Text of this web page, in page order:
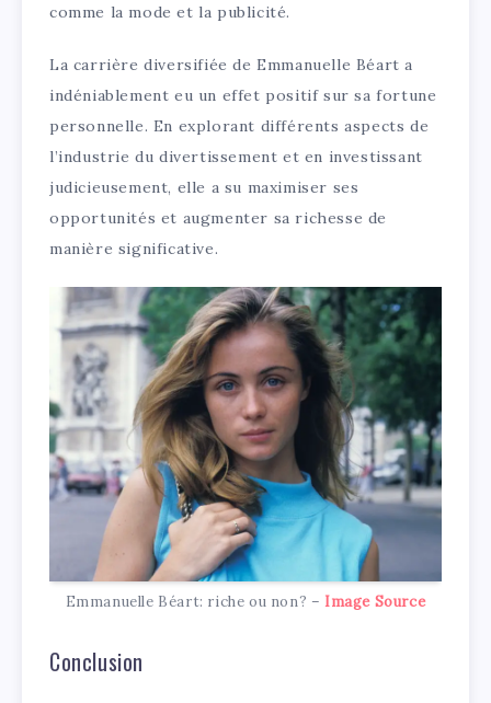
comme la mode et la publicité.
La carrière diversifiée de Emmanuelle Béart a
indéniablement eu un effet positif sur sa fortune
personnelle. En explorant différents aspects de
l’industrie du divertissement et en investissant
judicieusement, elle a su maximiser ses
opportunités et augmenter sa richesse de
manière significative.
Emmanuelle Béart: riche ou non? – Image Source
Conclusion